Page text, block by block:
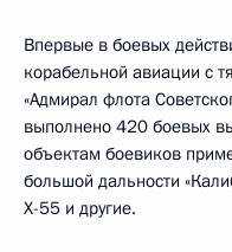
Впервые в боевых
корабельной авиации с
«Адмирал флота
выполнено 420 боевых
объектам боевиков
большой дальности
Х-55 и другие.